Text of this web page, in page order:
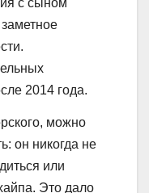
с сыном
2014 года.
можно
он никогда не
или
Это дало